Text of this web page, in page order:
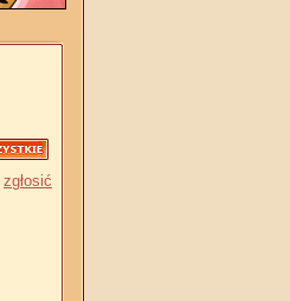
zgłosić